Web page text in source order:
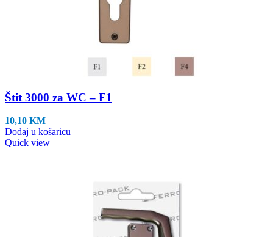
Štit 3000 za WC – F1
10,10 KM
Dodaj u košaricu
Quick view